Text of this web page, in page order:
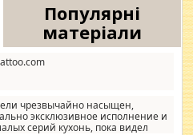
Популярні
матеріали
чрезвычайно насыщен,
эксклюзивное исполнение и
серий кухонь, пока видел